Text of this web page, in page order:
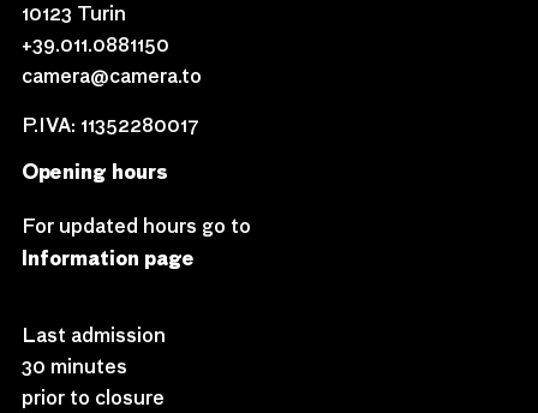
10123 Turin
+39.011.0881150
camera@camera.to
P.IVA: 11352280017
Opening hours
For updated hours go to
Information page
Last admission
30 minutes
prior to closure